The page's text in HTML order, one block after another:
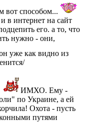
вот способом...
в интернет на сайт
его. а то, что
нужно - они,
уже как видно из
ИМХО. Ему -
по Украине, а ей
Охота - пусть
путями